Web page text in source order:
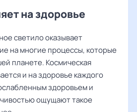
на здоровье
светило оказывает
на многие процессы, которые
планете. Космическая
и на здоровье каждого
здоровьем и
ощущают такое